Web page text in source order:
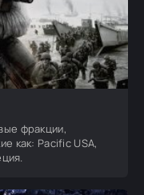
фракции,
как: Pacific USA,